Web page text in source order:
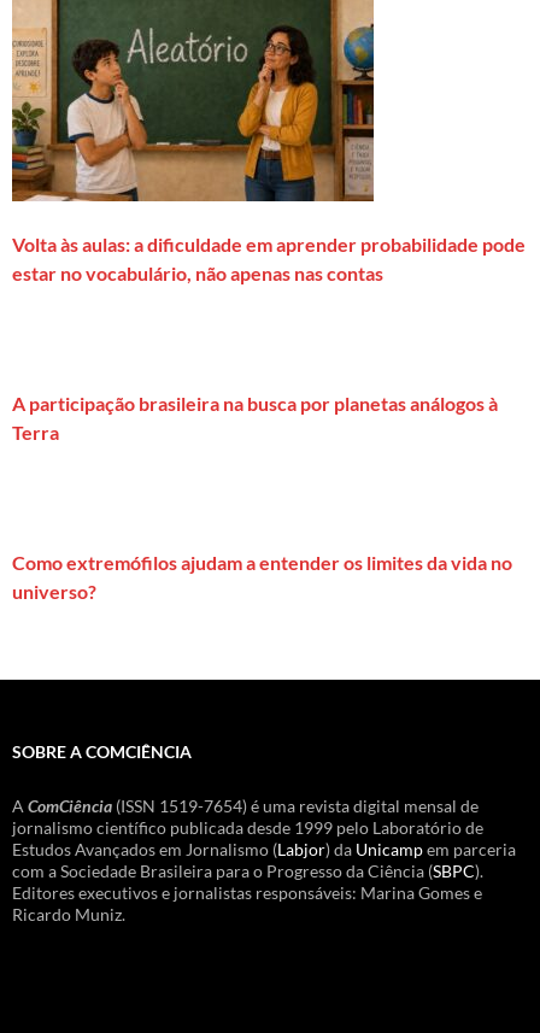
Volta às aulas: a dificuldade em aprender probabilidade pode
estar no vocabulário, não apenas nas contas
A participação brasileira na busca por planetas análogos à
Terra
Como extremófilos ajudam a entender os limites da vida no
universo?
SOBRE A COMCIÊNCIA
A ComCiência (ISSN 1519-7654) é uma revista digital mensal de
jornalismo científico publicada desde 1999 pelo Laboratório de
Estudos Avançados em Jornalismo (Labjor) da Unicampem parceria
com a Sociedade Brasileira para o Progresso da Ciência (SBPC).
Editores executivos e jornalistas responsáveis: Marina Gomes e
Ricardo Muniz.